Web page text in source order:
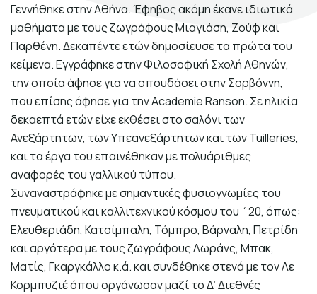
Σκηνογράφοι / Δημιουργοί
Κεντρικό Βιβλιοπωλείο
Πωλητήριο Rex
Πωλητήριο Επίδαυρος
Προτάσεις συνεργασίας
Τρόποι πληρωμής
Αποστολή προϊόντων
Επιστροφές/Αλλαγές
Επικοινωνία
Γεννήθηκε στην Αθήνα. Έφηβος ακόμη έκανε ιδιωτικά
μαθήματα με τους ζωγράφους Μιαγιάση, Ζούφ και
Παρθένη. Δεκαπέντε ετών δημοσίευσε τα πρώτα του
κείμενα. Εγγράφηκε στην Φιλοσοφική Σχολή Αθηνών,
την οποία άφησε για να σπουδάσει στην Σορβόννη,
που επίσης άφησε για την Academie Ranson. Σε ηλικία
δεκαεπτά ετών είχε εκθέσει στο σαλόνι των
Ανεξάρτητων, των Υπεανεξάρτητων και των Tuilleries,
και τα έργα του επαινέθηκαν με πολυάριθμες
αναφορές του γαλλικού τύπου.
Συναναστράφηκε με σημαντικές φυσιογνωμίες του
πνευματικού και καλλιτεχνικού κόσμου του ΄20, όπως:
Ελευθεριάδη, Κατσίμπαλη, Τόμπρο, Βάρναλη, Πετρίδη
και αργότερα με τους ζωγράφους Λωράνς, Μπακ,
Ματίς, Γκαργκάλλο κ.ά. και συνδέθηκε στενά με τον Λε
Κορμπυζιέ όπου οργάνωσαν μαζί το Δ’ Διεθνές